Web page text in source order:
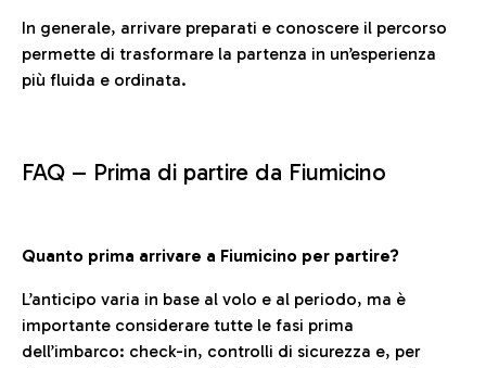
In generale, arrivare preparati e conoscere il percorso
permette di trasformare la partenza in un’esperienza
più fluida e ordinata.
FAQ – Prima di partire da Fiumicino
Quanto prima arrivare a Fiumicino per partire?
L’anticipo varia in base al volo e al periodo, ma è
importante considerare tutte le fasi prima
dell’imbarco: check-in, controlli di sicurezza e, per